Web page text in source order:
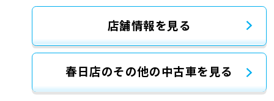
店舗情報を見る
春日店のその他の中古車を見る